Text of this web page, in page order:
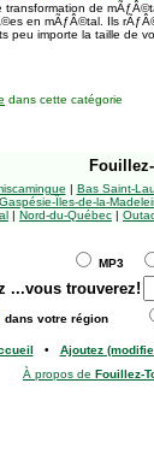
transformation de
en mÃƒÂ©tal. Ils
peu importe la taille de
dans cette catégorie
| Bas Saint-
Gaspésie-Îles-de-la-
| Nord-du-Québec |
MP3
...vous trouverez!
dans votre région
• Ajoutez
À propos de Fouillez-